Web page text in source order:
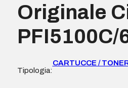
Originale
PFI5100C/
Tipologia:
CARTUCCE /